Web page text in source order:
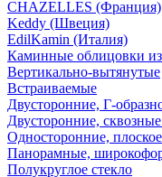
CHAZELLES (Франция)
Keddy (Швеция)
EdilKamin (Италия)
Каминные облицовки из
Вертикально-вытянутые
Встраиваемые
Двусторонние, Г-
Двусторонние,
Односторонние,
Панорамные,
Полукруглое стекло